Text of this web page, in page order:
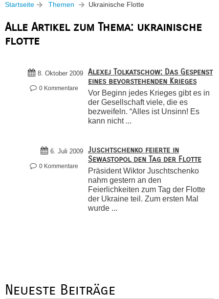
Startseite Themen Ukrainische Flotte
Alle Artikel zum Thema: ukrainische
flotte
8. Oktober 2009
0 Kommentare
Alexej Tolkatschow: Das Gespenst
eines bevorstehenden Krieges
Vor Beginn jedes Krieges gibt es in
der Gesellschaft viele, die es
bezweifeln. “Alles ist Unsinn! Es
kann nicht ...
6. Juli 2009
0 Kommentare
Juschtschenko feierte in
Sewastopol den Tag der Flotte
Präsident Wiktor Juschtschenko
nahm gestern an den
Feierlichkeiten zum Tag der Flotte
der Ukraine teil. Zum ersten Mal
wurde ...
Neueste Beiträge